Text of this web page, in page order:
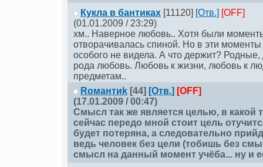
Кукла в бантиках [11120] [Отв.] [OFF]
(01.01.2009 / 23:29)
хм.. Наверное любовь.. Хотя были
отворачивалась спиной. Но в эти
особого не видела. А что держит? Родные,
рода любовь. Любовь к жизни, любовь к
предметам..
Rомантиk [44] [Отв.] [OFF]
(17.01.2009 / 00:47)
Смысл так же является целью, в какой
сейчас передо мной стоит цель
будет потеряна, а следовательно
ведь человек без цели (тобишь без
смысл на данный момент учёба... ну и